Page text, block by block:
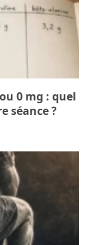
0 mg : quel
séance ?